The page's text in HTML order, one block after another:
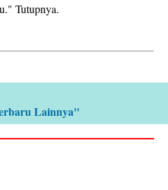
Tutupnya.
Lainnya"